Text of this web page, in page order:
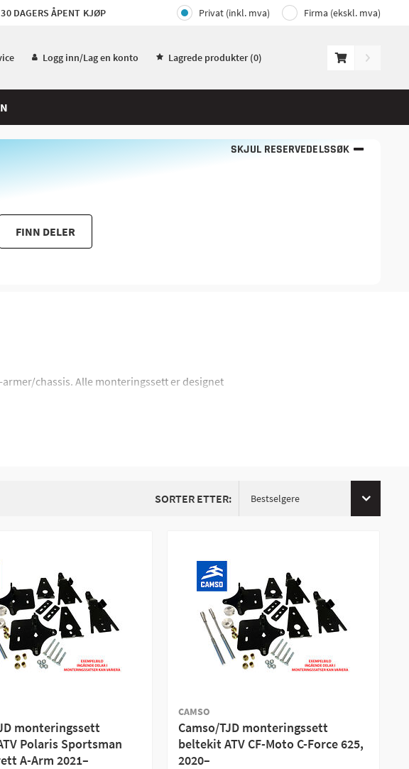
30 DAGERS ÅPENT KJØP Privat (inkl. mva) Firma (ekskl. mva)
Logg inn/Lag en konto Lagrede produkter (0)
SKJUL RESERVEDELSSØK
FINN DELER
chassis. Alle monteringssett er designet
SORTER ETTER: Bestselgere
monteringssett
Polaris Sportsman
A-Arm 2021–
CAMSO
Camso/TJD monteringssett
beltekit ATV CF-Moto C-Force 625,
2020–